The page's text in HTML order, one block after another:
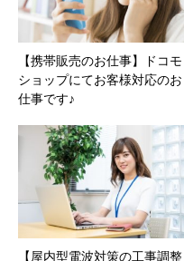
【携帯販売のお仕事】ドコモ
ショップにてお客様対応のお
仕事です♪
【屋内型電波対策の工事調整